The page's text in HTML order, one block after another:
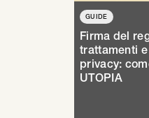
GUIDE
Firma del
trattamenti
privacy:
UTOPIA